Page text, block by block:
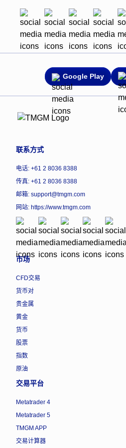
Google Play
联系方式
电话: +61 2 8036 8388
传真: +61 2 8036 8388
邮箱: support@tmgm.com
网站: https://www.tmgm.com
市场
CFD交易
货币对
贵金属
黄金
货币
股票
指数
原油
交易平台
Metatrader 4
Metatrader 5
TMGM APP
交易计算器